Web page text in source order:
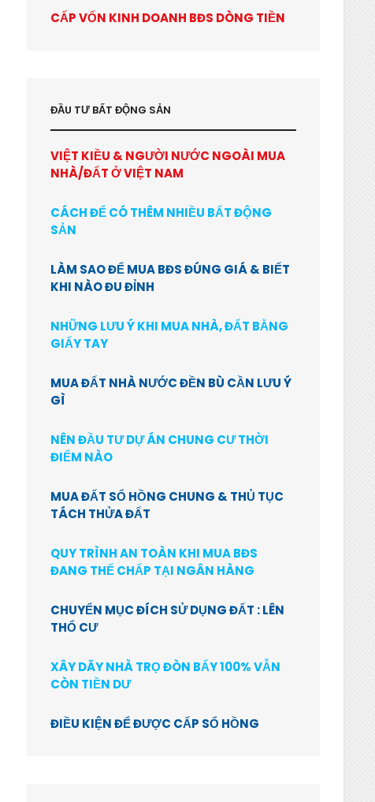
CẤP VỐN KINH DOANH BĐS DÒNG TIỀN
ĐẦU TƯ BẤT ĐỘNG SẢN
VIỆT KIỀU & NGƯỜI NƯỚC NGOÀI MUA
NHÀ/ĐẤT Ở VIỆT NAM
CÁCH ĐỂ CÓ THÊM NHIỀU BẤT ĐỘNG
SẢN
LÀM SAO ĐỂ MUA BĐS ĐÚNG GIÁ & BIẾT
KHI NÀO ĐU ĐỈNH
NHỮNG LƯU Ý KHI MUA NHÀ, ĐẤT BẰNG
GIẤY TAY
MUA ĐẤT NHÀ NƯỚC ĐỀN BÙ CẦN LƯU Ý
GÌ
NÊN ĐẦU TƯ DỰ ÁN CHUNG CƯ THỜI
ĐIỂM NÀO
MUA ĐẤT SỔ HỒNG CHUNG & THỦ TỤC
TÁCH THỬA ĐẤT
QUY TRÌNH AN TOÀN KHI MUA BĐS
ĐANG THẾ CHẤP TẠI NGÂN HÀNG
CHUYỂN MỤC ĐÍCH SỬ DỤNG ĐẤT : LÊN
THỔ CƯ
XÂY DÃY NHÀ TRỌ ĐÒN BẨY 100% VẪN
CÒN TIỀN DƯ
ĐIỀU KIỆN ĐỂ ĐƯỢC CẤP SỔ HỒNG